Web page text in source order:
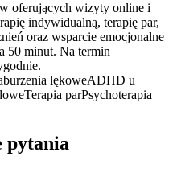
oferujących wizyty online i
indywidualną, terapię par,
oraz wsparcie emocjonalne
50 minut. Na termin
lękoweADHD u
Terapia parPsychoterapia
pytania